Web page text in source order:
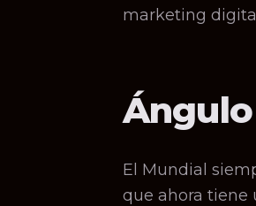
marketing
El Mundial
que ahora tiene